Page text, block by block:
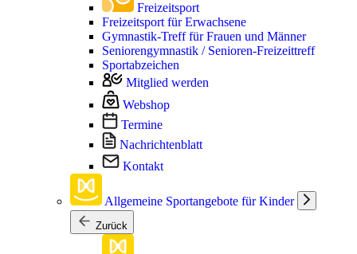
Freizeitsport
Freizeitsport für Erwachsene
Gymnastik-Treff für Frauen und Männer
Seniorengymnastik / Senioren-Freizeittreff
Sportabzeichen
Mitglied werden
Webshop
Termine
Nachrichtenblatt
Kontakt
Allgemeine Sportangebote für Kinder
Zurück